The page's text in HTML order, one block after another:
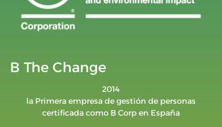
B The Change
2014
la Primera empresa de gestión de personas
certificada como B Corp en España